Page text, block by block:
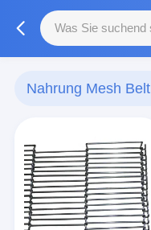
Nahrung Mesh Belt